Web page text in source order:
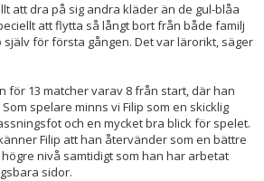
att dra på sig andra kläder än de gul-blåa
att flytta så långt bort från både familj
själv för första gången. Det var lärorikt, säger
för 13 matcher varav 8 från start, där han
spelare minns vi Filip som en skicklig
och en mycket bra blick för spelet.
Filip att han återvänder som en bättre
nivå samtidigt som han har arbetat
sidor.